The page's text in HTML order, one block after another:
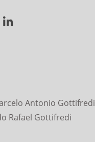
Antonio Gottifredi
Rafael Gottifredi